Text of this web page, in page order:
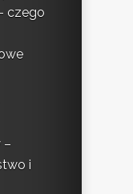
czego
–
i